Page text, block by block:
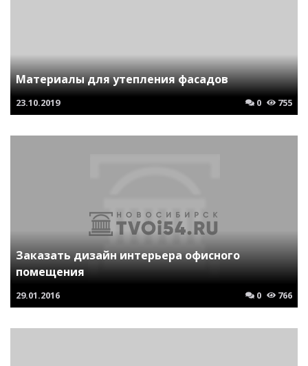
Материалы для утепления фасадов
23.10.2019 0 755
Заказать дизайн интерьера офисного
помещения
29.01.2016 0 766